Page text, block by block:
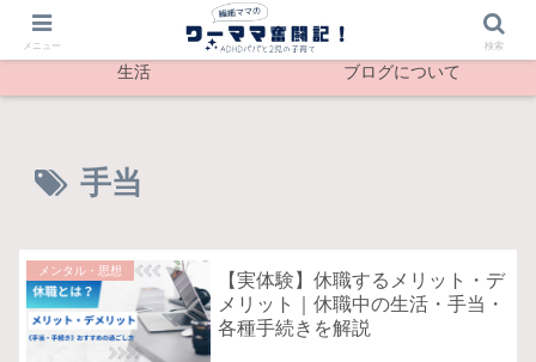
生活 ブログについて
手当
メンタル・思想
【実体験】休職するメリット・デ
メリット｜休職中の生活・手当・
各種手続きを解説
メニュー 検索